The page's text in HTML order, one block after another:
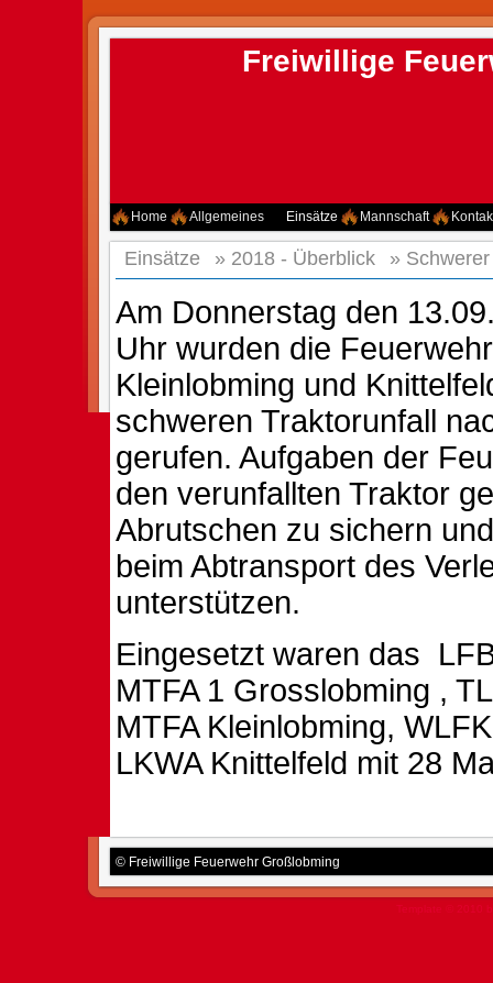
Freiwillige
Home Allgemeines Einsätze Mannschaft
Einsätze » 2018 - Überblick »
Am Donnerstag den
Uhr wurden die
Kleinlobming und
schweren Traktorunfall
gerufen. Aufgaben der
den verunfallten Traktor
Abrutschen zu sichern
beim Abtransport des
unterstützen.
Eingesetzt waren das
MTFA 1 Grosslobming ,
MTFA Kleinlobming,
LKWA Knittelfeld mit 28
© Freiwillige Feuerwehr Großlobming